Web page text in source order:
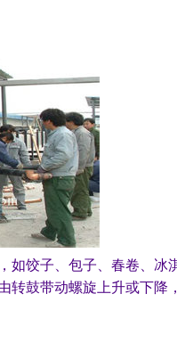
如饺子、包子、春卷、冰
转鼓带动螺旋上升或下降